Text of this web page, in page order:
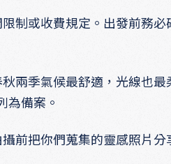
制或收費規定。出發前務必
兩季氣候最舒適，光線也最
為備案。
前把你們蒐集的靈感照片分